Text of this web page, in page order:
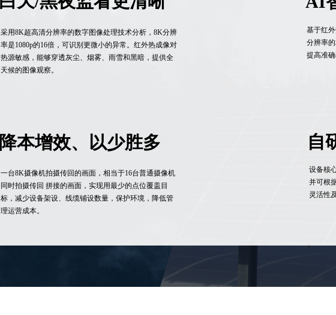
采用8K超高清分辨率的数字图像处理技术分析，8K分辨
率是1080p的16倍，可识别更微小的异常。红外热成像对
热源敏感，能够穿透灰尘、烟雾、雨雪和黑暗，提供全
天候的图像观察。
基于红
分辨率
提高准确
降本增效、以少胜多
一台8K摄像机拍摄传回的画面，相当于16台普通摄像机
同时拍摄传回 拼接的画面，实现用最少的点位覆盖目
标，减少设备架设、线缆铺设数量，保护环境，降低管
理运营成本。
自
设备核
并可根
灵活性